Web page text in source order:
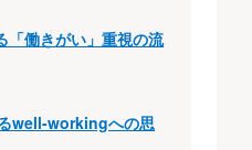
「働きがい」重視の流
well-workingへの思